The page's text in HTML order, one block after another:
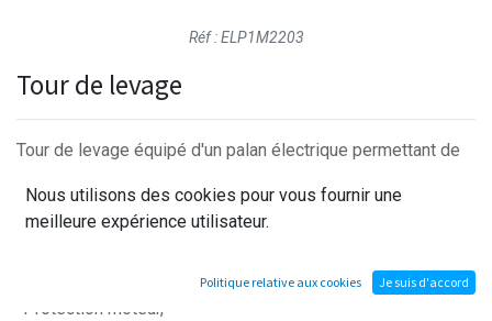
Réf : ELP1M2203
Tour de levage
Tour de levage équipé d'un palan électrique permettant de
La tour de levage est équipé d'une armoire de commande
-Protection moteur,
Nous utilisons des cookies pour vous fournir une
meilleure expérience utilisateur.
Politique relative aux cookies Je suis d'accord